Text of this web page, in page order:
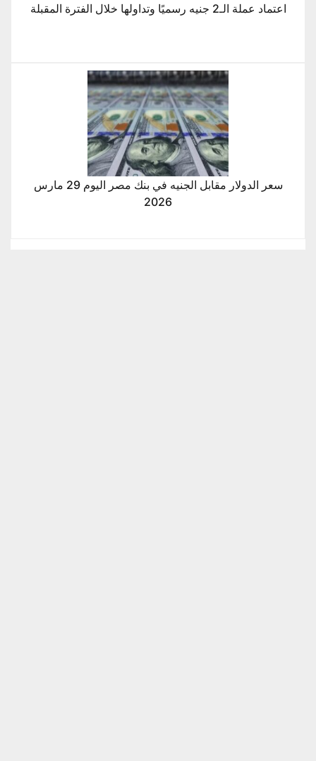
اعتماد عملة الـ2 جنيه رسميًا وتداولها خلال الفترة المقبلة
سعر الدولار مقابل الجنيه في بنك مصر اليوم 29 مارس
2026